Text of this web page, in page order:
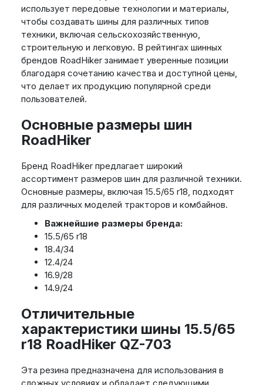
использует передовые технологии и материалы,
чтобы создавать шины для различных типов
техники, включая сельскохозяйственную,
строительную и легковую. В рейтингах шинных
брендов RoadHiker занимает уверенные позиции
благодаря сочетанию качества и доступной цены,
что делает их продукцию популярной среди
пользователей.
Основные размеры шин
RoadHiker
Бренд RoadHiker предлагает широкий
ассортимент размеров шин для различной техники.
Основные размеры, включая 15.5/65 r18, подходят
для различных моделей тракторов и комбайнов.
Важнейшие размеры бренда:
15.5/65 r18
18.4/34
12.4/24
16.9/28
14.9/24
Отличительные
характеристики шины 15.5/65
r18 RoadHiker QZ-703
Эта резина предназначена для использования в